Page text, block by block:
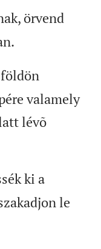
örvend
valamely
lévõ
ki a
le